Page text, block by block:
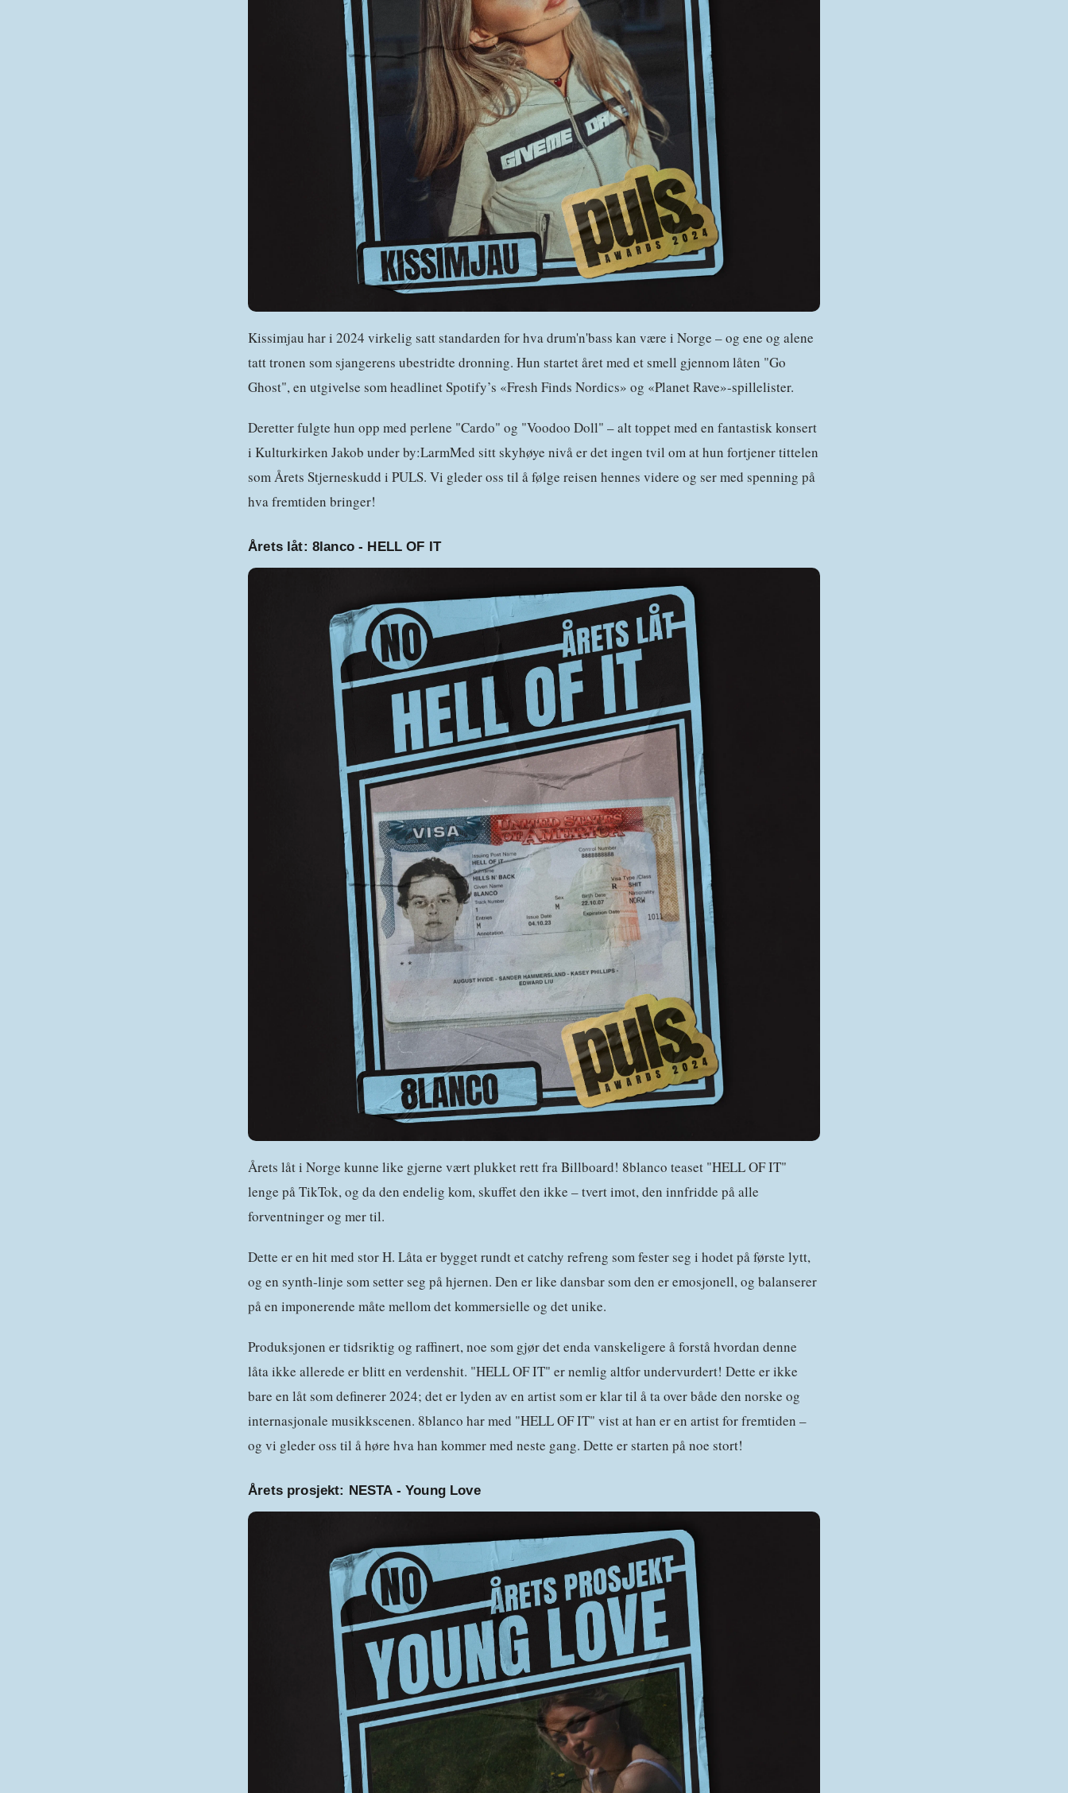
Kissimjau har i 2024 virkelig satt standarden for hva drum'n'bass kan være i Norge – og ene og alene
tatt tronen som sjangerens ubestridte dronning. Hun startet året med et smell gjennom låten "Go
Ghost", en utgivelse som headlinet Spotify’s «Fresh Finds Nordics» og «Planet Rave»-spillelister.
Deretter fulgte hun opp med perlene "Cardo" og "Voodoo Doll" – alt toppet med en fantastisk konsert
i Kulturkirken Jakob under by:LarmMed sitt skyhøye nivå er det ingen tvil om at hun fortjener tittelen
som Årets Stjerneskudd i PULS. Vi gleder oss til å følge reisen hennes videre og ser med spenning på
hva fremtiden bringer!
Årets låt: 8lanco - HELL OF IT
Årets låt i Norge kunne like gjerne vært plukket rett fra Billboard! 8blanco teaset "HELL OF IT"
lenge på TikTok, og da den endelig kom, skuffet den ikke – tvert imot, den innfridde på alle
forventninger og mer til.
Dette er en hit med stor H. Låta er bygget rundt et catchy refreng som fester seg i hodet på første lytt,
og en synth-linje som setter seg på hjernen. Den er like dansbar som den er emosjonell, og balanserer
på en imponerende måte mellom det kommersielle og det unike.
Produksjonen er tidsriktig og raffinert, noe som gjør det enda vanskeligere å forstå hvordan denne
låta ikke allerede er blitt en verdenshit. "HELL OF IT" er nemlig altfor undervurdert! Dette er ikke
bare en låt som definerer 2024; det er lyden av en artist som er klar til å ta over både den norske og
internasjonale musikkscenen. 8blanco har med "HELL OF IT" vist at han er en artist for fremtiden –
og vi gleder oss til å høre hva han kommer med neste gang. Dette er starten på noe stort!
Årets prosjekt: NESTA - Young Love